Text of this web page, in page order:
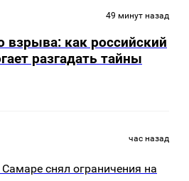
49 минут назад
взрыва: как российский
разгадать тайны
час назад
снял ограничения на